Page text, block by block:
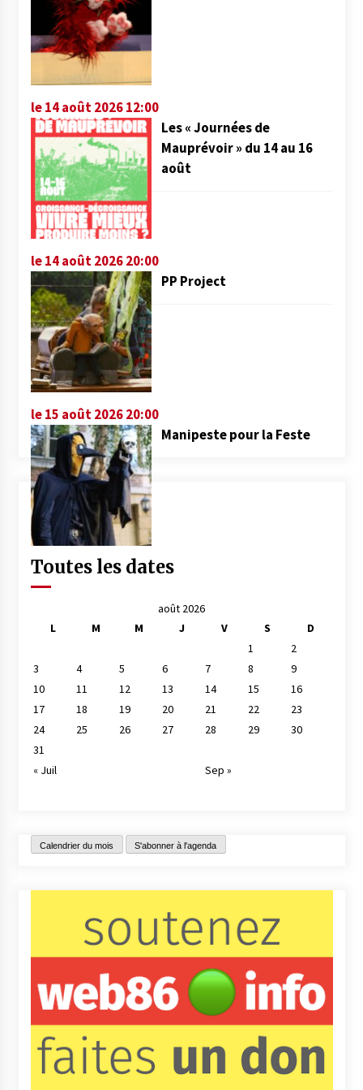
le 14 août 2026 12:00
Les « Journées de
Mauprévoir » du 14 au 16
août
le 14 août 2026 20:00
PP Project
le 15 août 2026 20:00
Manipeste pour la Feste
Toutes les dates
août 2026
L
M M J V S
D
1
2
3
4 5 6 7 8
9
10
11 12 13 14 15
16
17
18 19 20 21 22
23
24
25 26 27 28 29
30
31
« Juil
Sep »
Calendrier du mois S'abonner à l'agenda